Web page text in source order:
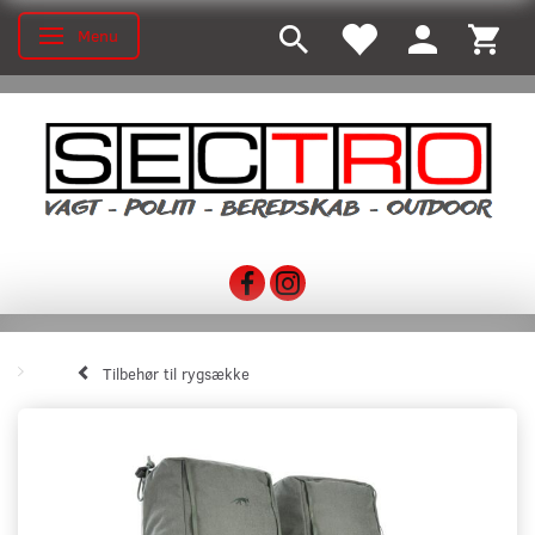
Toggle navigation
Menu
Tilbehør til rygsække